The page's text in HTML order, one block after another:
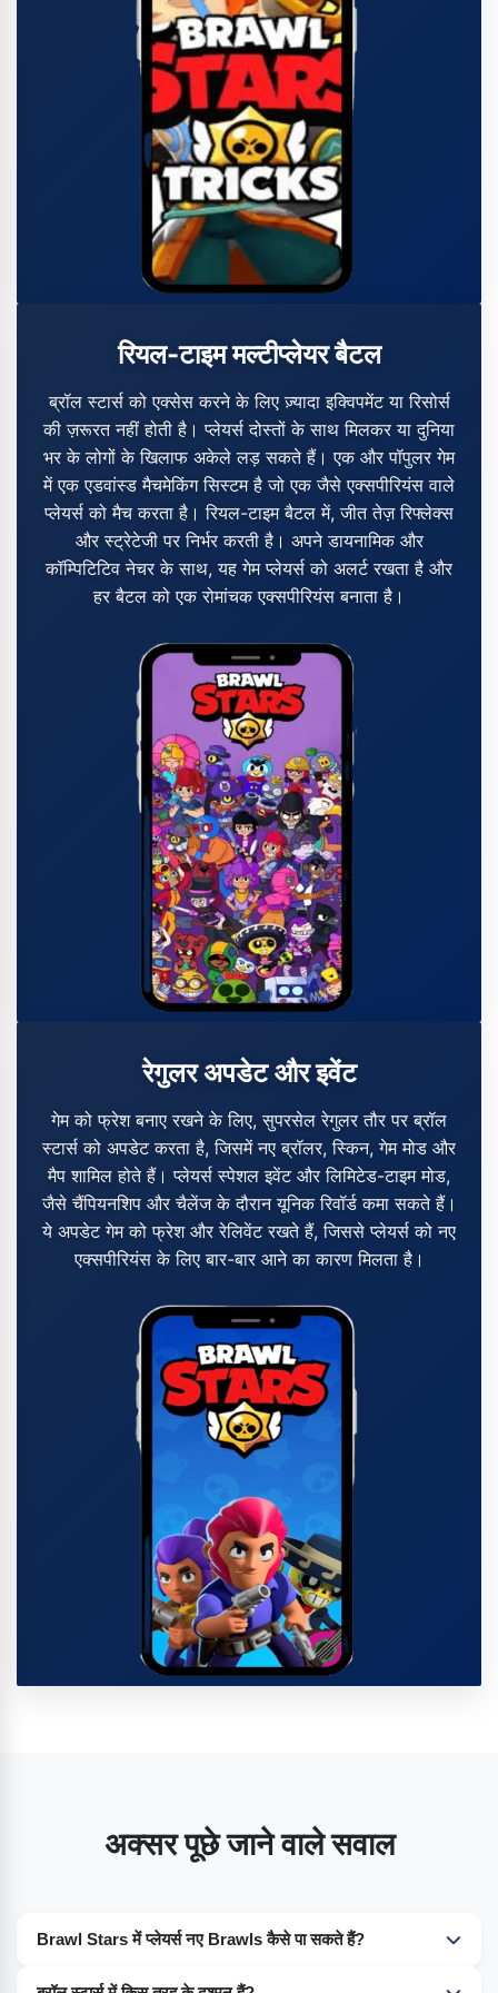
रियल-टाइम मल्टीप्लेयर बैटल
ब्रॉल स्टार्स को एक्सेस करने के लिए ज़्यादा इक्विपमेंट या रिसोर्स
की ज़रूरत नहीं होती है। प्लेयर्स दोस्तों के साथ मिलकर या दुनिया
भर के लोगों के खिलाफ अकेले लड़ सकते हैं। एक और पॉपुलर गेम
में एक एडवांस्ड मैचमेकिंग सिस्टम है जो एक जैसे एक्सपीरियंस वाले
प्लेयर्स को मैच करता है। रियल-टाइम बैटल में, जीत तेज़ रिफ्लेक्स
और स्ट्रेटेजी पर निर्भर करती है। अपने डायनामिक और
कॉम्पिटिटिव नेचर के साथ, यह गेम प्लेयर्स को अलर्ट रखता है और
हर बैटल को एक रोमांचक एक्सपीरियंस बनाता है।
रेगुलर अपडेट और इवेंट
गेम को फ्रेश बनाए रखने के लिए, सुपरसेल रेगुलर तौर पर ब्रॉल
स्टार्स को अपडेट करता है, जिसमें नए ब्रॉलर, स्किन, गेम मोड और
मैप शामिल होते हैं। प्लेयर्स स्पेशल इवेंट और लिमिटेड-टाइम मोड,
जैसे चैंपियनशिप और चैलेंज के दौरान यूनिक रिवॉर्ड कमा सकते हैं।
ये अपडेट गेम को फ्रेश और रेलिवेंट रखते हैं, जिससे प्लेयर्स को नए
एक्सपीरियंस के लिए बार-बार आने का कारण मिलता है।
अक्सर पूछे जाने वाले सवाल
Brawl Stars में प्लेयर्स नए Brawls कैसे पा सकते हैं?
आपके हीरो, जिन्हें ब्रॉलर्स के नाम से जाना जाता है, उन्हें कई प्रोग्रेसन पाथ से